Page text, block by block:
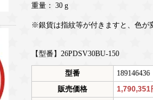
重量： 30 g
※銀貨は指紋等が付きますと、色が
【型番】26PDSV30BU-150
型番
189146436
販売価格
1,790,351